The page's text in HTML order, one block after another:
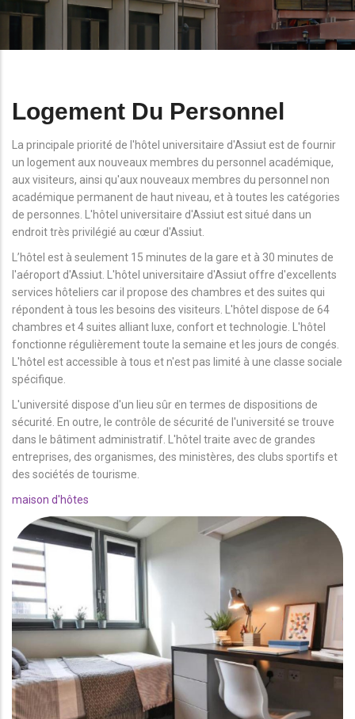
Logement Du Personnel
La principale priorité de l'hôtel universitaire d'Assiut est de fournir
un logement aux nouveaux membres du personnel académique,
aux visiteurs, ainsi qu'aux nouveaux membres du personnel non
académique permanent de haut niveau, et à toutes les catégories
de personnes. L'hôtel universitaire d'Assiut est situé dans un
endroit très privilégié au cœur d'Assiut.
L’hôtel est à seulement 15 minutes de la gare et à 30 minutes de
l'aéroport d'Assiut. L'hôtel universitaire d'Assiut offre d'excellents
services hôteliers car il propose des chambres et des suites qui
répondent à tous les besoins des visiteurs. L'hôtel dispose de 64
chambres et 4 suites alliant luxe, confort et technologie. L'hôtel
fonctionne régulièrement toute la semaine et les jours de congés.
L'hôtel est accessible à tous et n'est pas limité à une classe sociale
spécifique.
L'université dispose d'un lieu sûr en termes de dispositions de
sécurité. En outre, le contrôle de sécurité de l'université se trouve
dans le bâtiment administratif. L'hôtel traite avec de grandes
entreprises, des organismes, des ministères, des clubs sportifs et
des sociétés de tourisme.
maison d'hôtes